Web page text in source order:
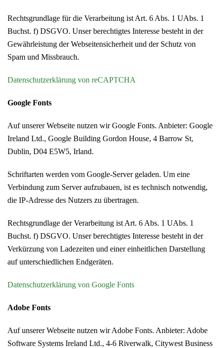
Rechtsgrundlage für die Verarbeitung ist Art. 6 Abs. 1 UAbs. 1
Buchst. f) DSGVO. Unser berechtigtes Interesse besteht in der
Gewährleistung der Webseitensicherheit und der Schutz von
Spam und Missbrauch.
Datenschutzerklärung von reCAPTCHA
Google Fonts
Auf unserer Webseite nutzen wir Google Fonts. Anbieter: Google
Ireland Ltd., Google Building Gordon House, 4 Barrow St,
Dublin, D04 E5W5, Irland.
Schriftarten werden vom Google-Server geladen. Um eine
Verbindung zum Server aufzubauen, ist es technisch notwendig,
die IP-Adresse des Nutzers zu übertragen.
Rechtsgrundlage der Verarbeitung ist Art. 6 Abs. 1 UAbs. 1
Buchst. f) DSGVO. Unser berechtigtes Interesse besteht in der
Verkürzung von Ladezeiten und einer einheitlichen Darstellung
auf unterschiedlichen Endgeräten.
Datenschutzerklärung von Google Fonts
Adobe Fonts
Auf unserer Webseite nutzen wir Adobe Fonts. Anbieter: Adobe
Software Systems Ireland Ltd., 4-6 Riverwalk, Citywest Business